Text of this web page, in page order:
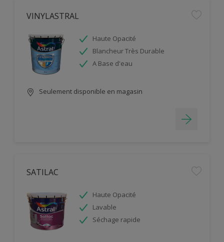
VINYLASTRAL
Haute Opacité
Blancheur Très Durable
A Base d'eau
Seulement disponible en magasin
SATILAC
Haute Opacité
Lavable
Séchage rapide